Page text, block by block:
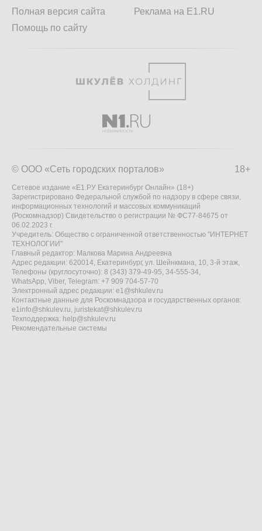
Полная версия сайта
Помощь по сайту
Реклама на E1.RU
18+
© ООО «Сеть городских порталов»
Сетевое издание «Е1.РУ Екатеринбург Онлайн» (18+)
Зарегистрировано Федеральной службой по надзору в сфере связи,
информационных технологий и массовых коммуникаций
(Роскомнадзор) Свидетельство о регистрации № ФС77-84675 от
06.02.2023 г.
Учредитель: Общество с ограниченной ответственностью "ИНТЕРНЕТ
ТЕХНОЛОГИИ"
Главный редактор: Малкова Марина Андреевна
Адрес редакции: 620014, Екатеринбург, ул. Шейнкмана, 10, 3-й этаж,
Телефоны (круглосуточно): 8 (343) 379-49-95, 34-555-34,
WhatsApp, Viber, Telegram: +7 909 704-57-70
Электронный адрес редакции: e1@shkulev.ru
Контактные данные для Роскомнадзора и государственных органов:
e1info@shkulev.ru, juristekat@shkulev.ru
Техподдержка: help@shkulev.ru
Рекомендательные системы